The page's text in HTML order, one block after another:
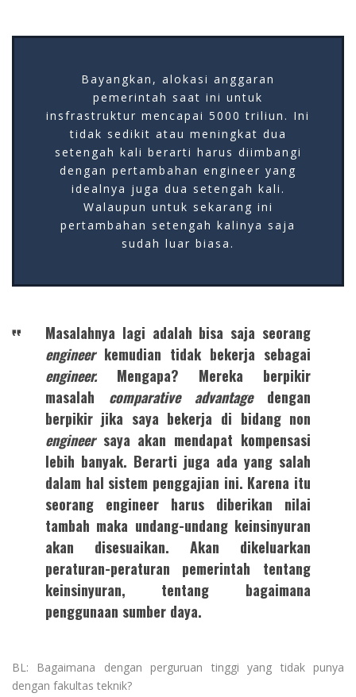
Bayangkan, alokasi anggaran
pemerintah saat ini untuk
insfrastruktur mencapai 5000 triliun. Ini
tidak sedikit atau meningkat dua
setengah kali berarti harus diimbangi
dengan pertambahan engineer yang
idealnya juga dua setengah kali.
Walaupun untuk sekarang ini
pertambahan setengah kalinya saja
sudah luar biasa.
Masalahnya lagi adalah bisa saja seorang
engineerkemudian tidak bekerja sebagai
engineer.Mengapa? Mereka berpikir
masalah comparative advantagedengan
berpikir jika saya bekerja di bidang non
engineersaya akan mendapat kompensasi
lebih banyak. Berarti juga ada yang salah
dalam hal sistem penggajian ini. Karena itu
seorang engineer harus diberikan nilai
tambah maka undang-undang keinsinyuran
akan disesuaikan. Akan dikeluarkan
peraturan-peraturan pemerintah tentang
keinsinyuran, tentang bagaimana
penggunaan sumber daya.
BL: Bagaimana dengan perguruan tinggi yang tidak punya
dengan fakultas teknik?